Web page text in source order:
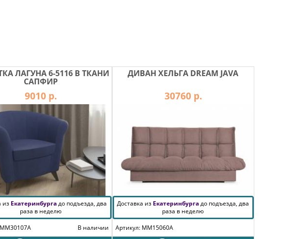
ЛАГУНА 6-5116 В ТКАНИ
САПФИР
9010 р.
из Екатеринбургадо подъезда, два
раза в неделю
В наличии
ДИВАН ХЕЛЬГА DREAM JAVA
30760 р.
Доставка из Екатеринбургадо подъезда, два
раза в неделю
Артикул: MM15060A